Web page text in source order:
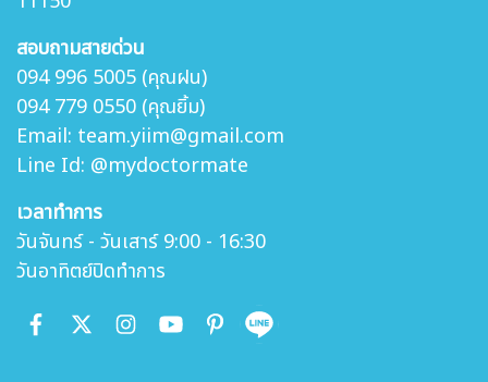
สอบถามสายด่วน
094 996 5005 (คุณฝน)
094 779 0550 (คุณยิ้ม)
Email: team.yiim@gmail.com
Line Id: @mydoctormate
เวลาทำการ
วันจันทร์ - วันเสาร์ 9:00 - 16:30
วันอาทิตย์ปิดทำการ